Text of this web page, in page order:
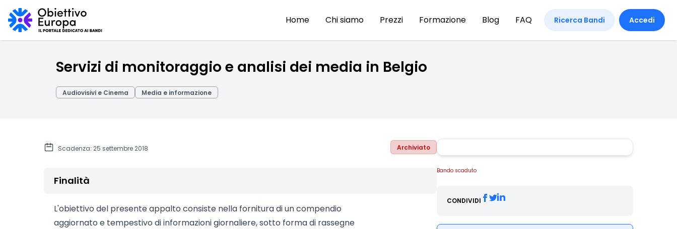
Home Chi siamo Prezzi Formazione Blog FAQ Ricerca Bandi Accedi
Servizi di monitoraggio e analisi dei media in Belgio
Audiovisivi e Cinema Media e informazione
Scadenza: 25 settembre 2018 Archiviato
Finalità
L'obiettivo del presente appalto consiste nella fornitura di un compendio
aggiornato e tempestivo di informazioni giornaliere, sotto forma di rassegne
Bando scaduto
CONDIVIDI